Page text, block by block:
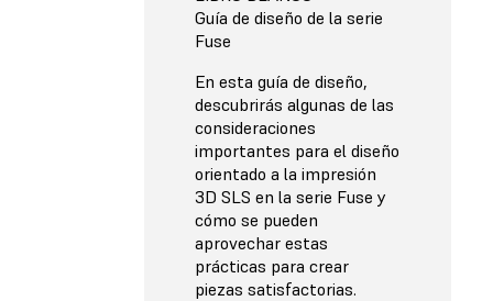
Guía de diseño de la serie
Fuse
En esta guía de diseño,
descubrirás algunas de las
consideraciones
importantes para el diseño
orientado a la impresión
3D SLS en la serie Fuse y
cómo se pueden
aprovechar estas
prácticas para crear
piezas satisfactorias.